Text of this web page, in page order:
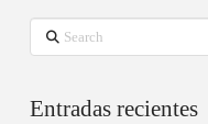
Search
Entradas recientes